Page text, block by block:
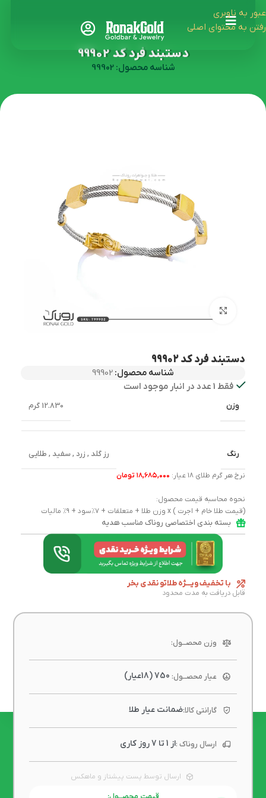
عبور به ناوبری
رفتن به محتوای اصلی
دستبند فرد کد 99902
شناسه محصول: 99902
دستبند فرد کد 99902
شناسه محصول: 99902
فقط 1 عدد در انبار موجود است
وزن 12.830 گرم
رنگ رز گلد , زرد ,سفید , طلایی
نرخ هر گرم طلای ۱۸ عیار: ۱۸,۶۸۵,۰۰۰ تومان
نحوه محاسبه قیمت محصول:
(قیمت طلا خام + اجرت ) x وزن طلا + متعلقات + ۷٪سود + ۹٪ مالیات
بسته بندی اختصاصی روناک مناسب هدیه
با تخفیف ویـــژه طلاتو نقدی بخر
قابل دریافت به مدت محدود
وزن محصــول:
عیار محصــول: 750 (18عیار)
گارانتی کالا:ضمانت عیار طلا
ارسال روناک :از 1 تا 7 روز کاری
ارسال توسط پست پیشتاز و ماهکس